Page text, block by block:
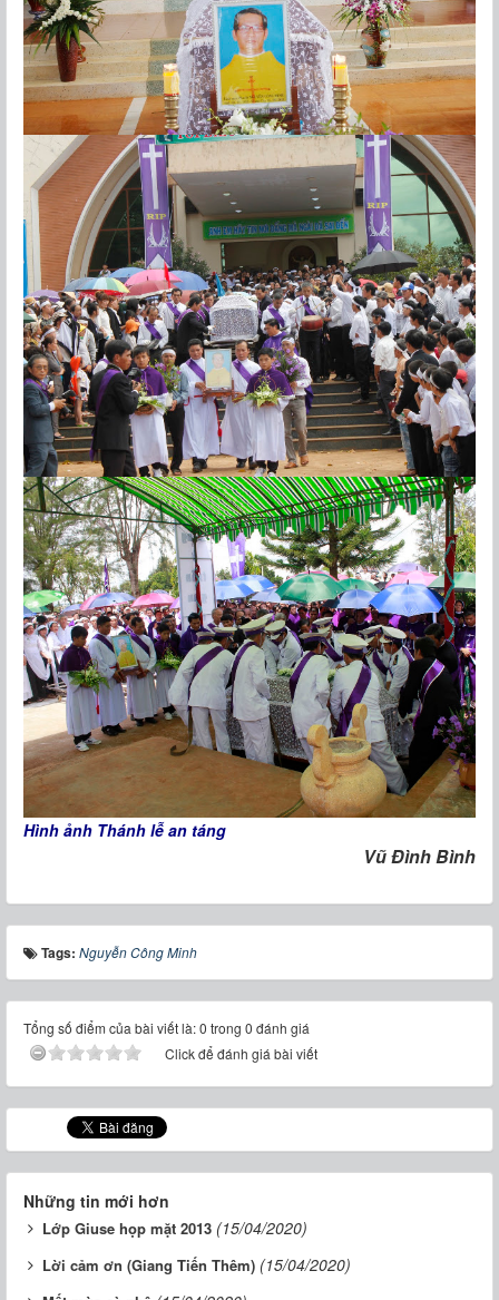
Hình ảnh Thánh lễ an táng
Vũ Đình Bình
Tags: Nguyễn Công Minh
Tổng số điểm của bài viết là: 0 trong 0 đánh giá
Click để đánh giá bài viết
Những tin mới hơn
Lớp Giuse họp mặt 2013 (15/04/2020)
Lời cảm ơn (Giang Tiến Thêm) (15/04/2020)